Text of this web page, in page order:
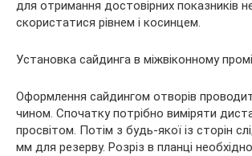
для отримання достовірних показників
скористатися рівнем і косинцем.
Установка сайдинга в міжвіконному
Оформлення сайдингом отворів
чином. Спочатку потрібно виміряти
просвітом. Потім з будь-якої із сторін
мм для резерву. Розріз в планці